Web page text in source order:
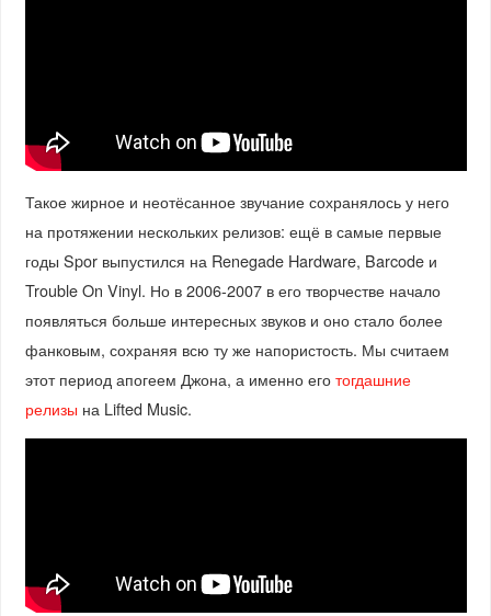
Такое жирное и неотёсанное звучание сохранялось у него
на протяжении нескольких релизов: ещё в самые первые
годы Spor выпустился на Renegade Hardware, Barcode и
Trouble On Vinyl. Но в 2006-2007 в его творчестве начало
появляться больше интересных звуков и оно стало более
фанковым, сохраняя всю ту же напористость. Мы считаем
этот период апогеем Джона, а именно еготогдашние
релизы на Lifted Music.